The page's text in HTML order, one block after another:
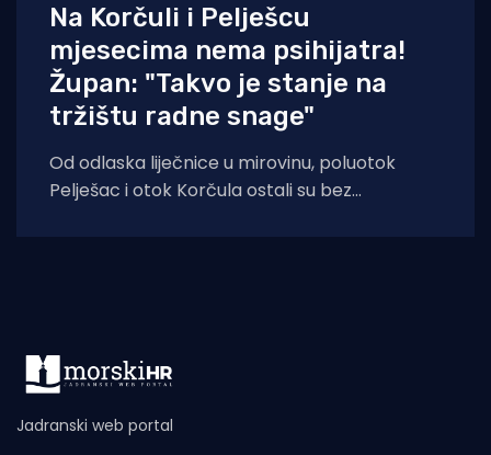
Na Korčuli i Pelješcu
mjesecima nema psihijatra!
Župan: "Takvo je stanje na
tržištu radne snage"
Od odlaska liječnice u mirovinu, poluotok
Pelješac i otok Korčula ostali su bez
Jadranski web portal